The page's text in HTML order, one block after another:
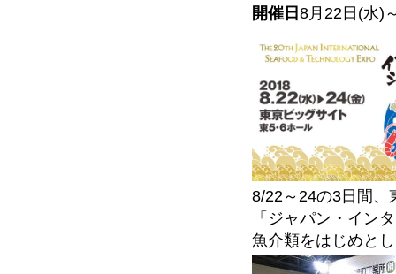
開催日8月22日(
8/22～24の3日間、
「ジャパン・イン
魚介類をはじめと